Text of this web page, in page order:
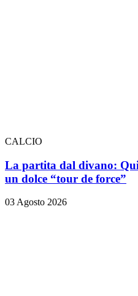
CALCIO
La partita dal divano:
un dolce “tour de force”
03 Agosto 2026